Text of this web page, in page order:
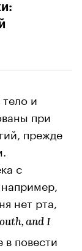
и
при
прежде
с
нет рта,
and I
в повести